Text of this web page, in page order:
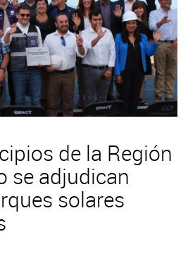
de la Región
se adjudican
solares